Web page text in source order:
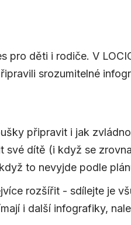
pro děti i rodiče. V
srozumitelné
připravit i jak
dítě (i když se
to nevyjde podle
rozšířit - sdílejte je
i další infografiky,